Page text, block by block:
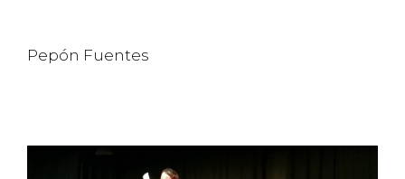
Pepón Fuentes